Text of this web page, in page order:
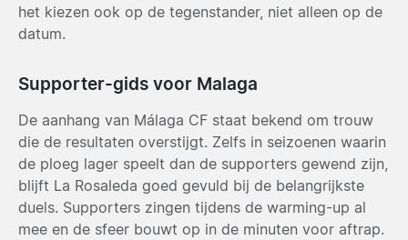
het kiezen ook op de tegenstander, niet alleen op de
datum.
Supporter-gids voor Malaga
De aanhang van Málaga CF staat bekend om trouw
die de resultaten overstijgt. Zelfs in seizoenen waarin
de ploeg lager speelt dan de supporters gewend zijn,
blijft La Rosaleda goed gevuld bij de belangrijkste
duels. Supporters zingen tijdens de warming-up al
mee en de sfeer bouwt op in de minuten voor aftrap.